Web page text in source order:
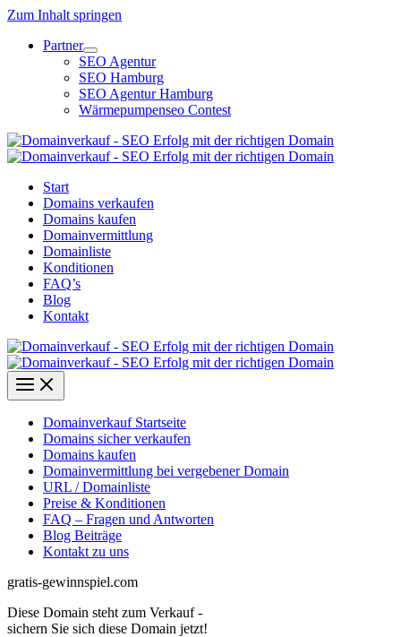
Zum Inhalt springen
Partner
SEO Agentur
SEO Hamburg
SEO Agentur Hamburg
Wärmepumpenseo Contest
Start
Domains verkaufen
Domains kaufen
Domainvermittlung
Domainliste
Konditionen
FAQ’s
Blog
Kontakt
Domainverkauf Startseite
Domains sicher verkaufen
Domains kaufen
Domainvermittlung bei vergebener Domain
URL / Domainliste
Preise & Konditionen
FAQ – Fragen und Antworten
Blog Beiträge
Kontakt zu uns
gratis-gewinnspiel.com
Diese Domain steht zum Verkauf -
sichern Sie sich diese Domain jetzt!